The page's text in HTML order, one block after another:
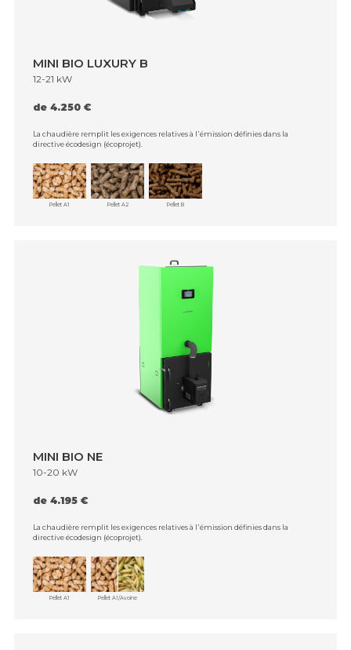
MINI BIO LUXURY B
12-21 kW
de 4.250 €
La chaudière remplit les exigences relatives à l᾿émission définies dans la
directive écodesign (écoprojet).
Pellet A1 Pellet A2 Pellet B
MINI BIO NE
10-20 kW
de 4.195 €
La chaudière remplit les exigences relatives à l᾿émission définies dans la
directive écodesign (écoprojet).
Pellet A1 Pellet A1/Avoine